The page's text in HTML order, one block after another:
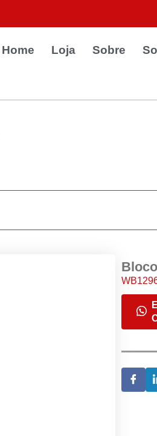
Home Loja Sobre